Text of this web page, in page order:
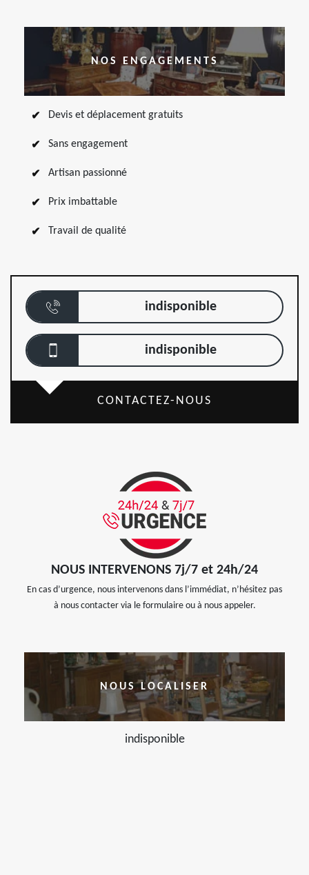
NOS ENGAGEMENTS
Devis et déplacement gratuits
Sans engagement
Artisan passionné
Prix imbattable
Travail de qualité
indisponible
indisponible
CONTACTEZ-NOUS
NOUS INTERVENONS 7j/7 et 24h/24
En cas d’urgence, nous intervenons dans l’immédiat, n’hésitez pas
à nous contacter via le formulaire ou à nous appeler.
NOUS LOCALISER
indisponible